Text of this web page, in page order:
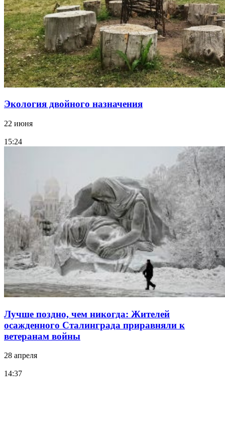
Экология двойного назначения
22 июня
15:24
Лучше поздно, чем никогда: Жителей
осажденного Сталинграда приравняли к
ветеранам войны
28 апреля
14:37